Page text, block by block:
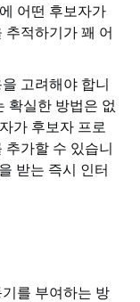
어떤 후보자가
적하기가 꽤 어
고려해야 합니
확실한 방법은 없
가 후보자 프로
가할 수 있습니
받는 즉시 인터
를 부여하는 방